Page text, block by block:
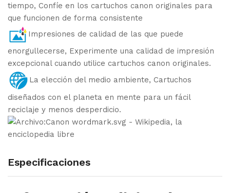
tiempo, Confíe en los cartuchos canon originales para
que funcionen de forma consistente
Impresiones de calidad de las que puede
enorgullecerse, Experimente una calidad de impresión
excepcional cuando utilice cartuchos canon originales.
La elección del medio ambiente, Cartuchos
diseñados con el planeta en mente para un fácil
reciclaje y menos desperdicio.
Especificaciones